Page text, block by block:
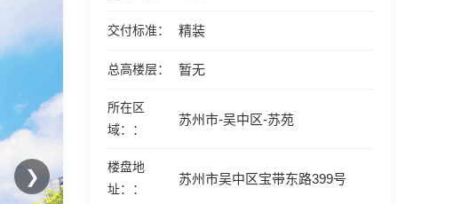
❯
交付标准 精装
总高楼层 暂无
所在区
域：
苏州市-吴中区-苏苑
楼盘地
址：
苏州市吴中区宝带东路399号